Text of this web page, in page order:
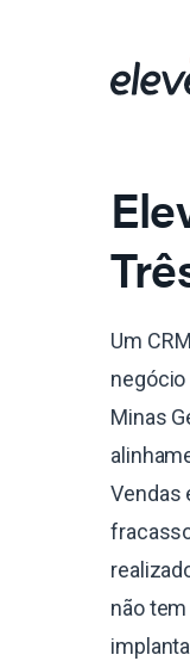
Um
negócio
Minas
Vendas
não